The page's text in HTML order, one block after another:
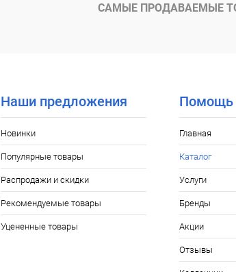
САМЫЕ ПРОДАВАЕМЫЕ
Наши предложения
Новинки
Популярные товары
Распродажи и скидки
Рекомендуемые товары
Уцененные товары
Помощь
Главная
Каталог
Услуги
Бренды
Акции
Отзывы